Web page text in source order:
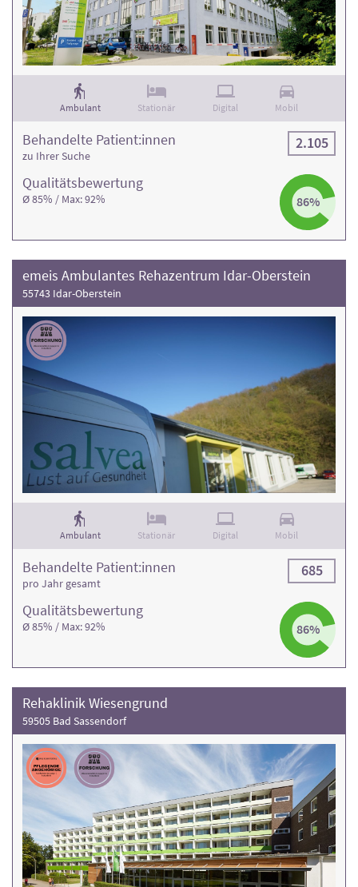
Ambulant Stationär Digital Mobil
Qualitäts­bewertung
Ø 85% / Max: 92% 86%
Behandelte Patient:innen
zu Ihrer Suche
2.105
emeis Ambulantes Rehazentrum Idar-Oberstein
55743 Idar-Oberstein
Ambulant Stationär Digital Mobil
Qualitäts­bewertung
Ø 85% / Max: 92% 86%
Behandelte Patient:innen
pro Jahr gesamt
685
Rehaklinik Wiesengrund
59505 Bad Sassendorf